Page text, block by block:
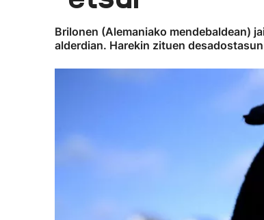
Brilonen (Alemaniako mendebaldean)
alderdian. Harekin zituen